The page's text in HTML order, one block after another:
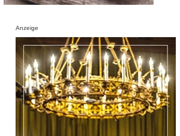
Anzeige